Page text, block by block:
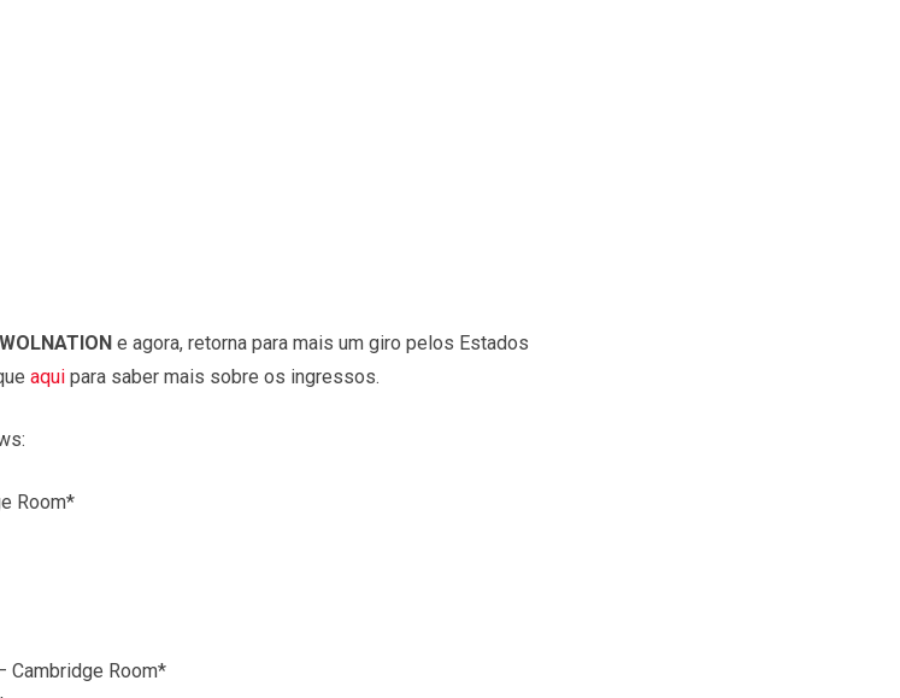
e agora, retorna para mais um giro pelos Estados
aqui para saber mais sobre os ingressos.
Room*
Cambridge Room*